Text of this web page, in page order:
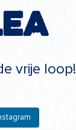
vrije loop!